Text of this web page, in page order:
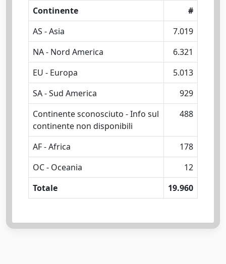
Continente
#
AS - Asia
7.019
NA - Nord America
6.321
EU - Europa
5.013
SA - Sud America
929
Continente sconosciuto - Info sul
continente non disponibili
488
AF - Africa
178
OC - Oceania
12
Totale
19.960